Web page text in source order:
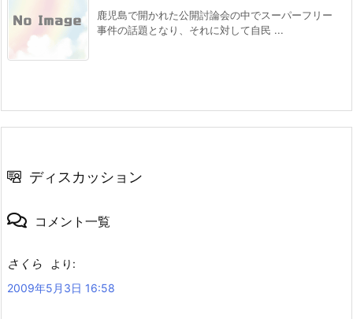
鹿児島で開かれた公開討論会の中でスーパーフリー
事件の話題となり、それに対して自民 ...
ディスカッション
コメント一覧
さくら
より:
2009年5月3日 16:58